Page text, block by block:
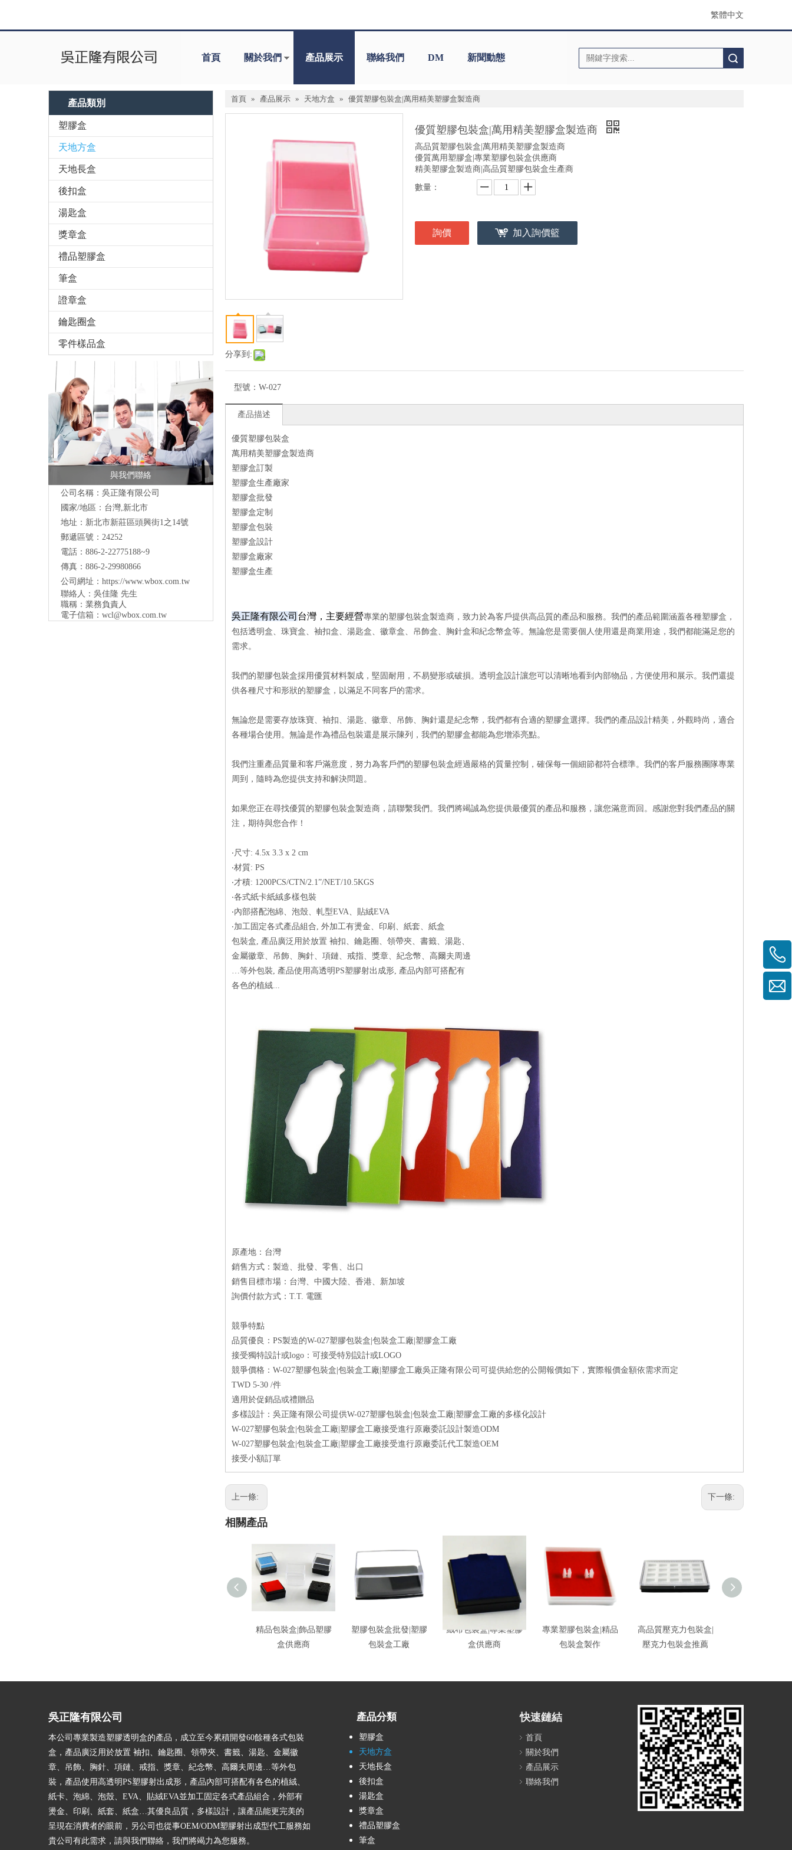
繁體中文
首頁 關於我們 產品展示 聯絡我們 DM 新聞動態
產品類別
塑膠盒
天地方盒
天地長盒
後扣盒
湯匙盒
獎章盒
禮品塑膠盒
筆盒
證章盒
鑰匙圈盒
零件樣品盒
與我們聯絡
公司名稱：吳正隆有限公司
國家/地區：台灣,新北市
地址：新北市新莊區頭興街1之14號
郵遞區號：24252
電話：886-2-22775188~9
傳真：886-2-29980866
公司網址： https://www.wbox.com.tw
聯絡人：吳佳隆 先生
職稱：業務負責人
電子信箱： wcl@wbox.com.tw
首頁 » 產品展示 » 天地方盒 » 優質塑膠包裝盒|萬用精美塑膠盒製造商
分享到:
優質塑膠包裝盒|萬用精美塑膠盒製造商
高品質塑膠包裝盒|萬用精美塑膠盒製造商
優質萬用塑膠盒|專業塑膠包裝盒供應商
精美塑膠盒製造商|高品質塑膠包裝盒生產商
數量：
詢價 加入詢價籃
型號： W-027
產品描述
優質塑膠包裝盒
萬用精美塑膠盒製造商
塑膠盒訂製
塑膠盒生產廠家
塑膠盒批發
塑膠盒定制
塑膠盒包裝
塑膠盒設計
塑膠盒廠家
塑膠盒生產
吳正隆有限公司 台灣，主要經營專業的塑膠包裝盒製造商，致力於為客戶提供高品質的產品和服務。我們的產品範圍涵蓋各種塑膠盒，
包括透明盒、珠寶盒、袖扣盒、湯匙盒、徽章盒、吊飾盒、胸針盒和紀念幣盒等。無論您是需要個人使用還是商業用途，我們都能滿足您的
需求。
我們的塑膠包裝盒採用優質材料製成，堅固耐用，不易變形或破損。透明盒設計讓您可以清晰地看到內部物品，方便使用和展示。我們還提
供各種尺寸和形狀的塑膠盒，以滿足不同客戶的需求。
無論您是需要存放珠寶、袖扣、湯匙、徽章、吊飾、胸針還是紀念幣，我們都有合適的塑膠盒選擇。我們的產品設計精美，外觀時尚，適合
各種場合使用。無論是作為禮品包裝還是展示陳列，我們的塑膠盒都能為您增添亮點。
我們注重產品質量和客戶滿意度，努力為客戶們的塑膠包裝盒經過嚴格的質量控制，確保每一個細節都符合標準。我們的客戶服務團隊專業
周到，隨時為您提供支持和解決問題。
如果您正在尋找優質的塑膠包裝盒製造商，請聯繫我們。我們將竭誠為您提供最優質的產品和服務，讓您滿意而回。感謝您對我們產品的關
注，期待與您合作！
‧尺寸: 4.5x 3.3 x 2 cm
‧材質: PS
‧才積: 1200PCS/CTN/2.1”/NET/10.5KGS
‧各式紙卡紙絨多樣包裝
‧內部搭配泡綿、泡殼、軋型EVA、貼絨EVA
‧加工固定各式產品組合, 外加工有燙金、印刷、紙套、紙盒
包裝盒, 產品廣泛用於放置 袖扣、鑰匙圈、領帶夾、書籤、湯匙、
金屬徽章、吊飾、胸針、項鏈、戒指、獎章、紀念幣、高爾夫周邊
…等外包裝, 產品使用高透明PS塑膠射出成形, 產品內部可搭配有
各色的植絨...
原產地：台灣
銷售方式：製造、批發、零售、出口
銷售目標市場：台灣、中國大陸、香港、新加坡
詢價付款方式：T.T. 電匯
競爭特點
品質優良：PS製造的W-027塑膠包裝盒|包裝盒工廠|塑膠盒工廠
接受獨特設計或logo：可接受特別設計或LOGO
競爭價格：W-027塑膠包裝盒|包裝盒工廠|塑膠盒工廠吳正隆有限公司可提供給您的公開報價如下，實際報價金額依需求而定
TWD 5-30 /件
適用於促銷品或禮贈品
多樣設計：吳正隆有限公司提供W-027塑膠包裝盒|包裝盒工廠|塑膠盒工廠的多樣化設計
W-027塑膠包裝盒|包裝盒工廠|塑膠盒工廠接受進行原廠委託設計製造ODM
W-027塑膠包裝盒|包裝盒工廠|塑膠盒工廠接受進行原廠委託代工製造OEM
接受小額訂單
上一條: 下一條:
相關產品
精品包裝盒|飾品塑膠
盒供應商
塑膠包裝盒批發|塑膠
包裝盒工廠
絨布包裝盒|專業塑膠
盒供應商
專業塑膠包裝盒|精品
包裝盒製作
高品質壓克力包裝盒|
壓克力包裝盒推薦
吳正隆有限公司
本公司專業製造塑膠透明盒的產品，成立至今累積開發60餘種各式包裝
盒，產品廣泛用於放置 袖扣、鑰匙圈、領帶夾、書籤、湯匙、金屬徽
章、吊飾、胸針、項鏈、戒指、獎章、紀念幣、高爾夫周邊…等外包
裝，產品使用高透明PS塑膠射出成形，產品內部可搭配有各色的植絨、
紙卡、泡綿、泡殼、EVA、貼絨EVA並加工固定各式產品組合，外部有
燙金、印刷、紙套、紙盒…其優良品質，多樣設計，讓產品能更完美的
呈現在消費者的眼前，另公司也從事OEM/ODM塑膠射出成型代工服務如
貴公司有此需求，請與我們聯絡，我們將竭力為您服務。
產品分類
塑膠盒
天地方盒
天地長盒
後扣盒
湯匙盒
獎章盒
禮品塑膠盒
筆盒
快速鏈結
首頁
關於我們
產品展示
聯絡我們